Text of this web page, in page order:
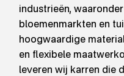
industrieën,
bloemenmarkten en
hoogwaardige
en flexibele
leveren wij karren die